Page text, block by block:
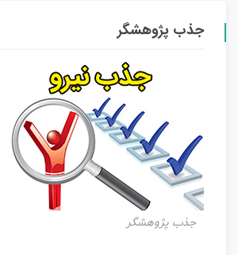
جذب پژوهشگر
جذب پژوهشگر